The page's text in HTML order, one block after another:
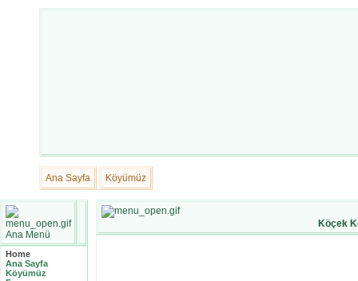
Ana Sayfa Köyümüz
Ana Menü
Home
Ana Sayfa
Köyümüz
Köçek